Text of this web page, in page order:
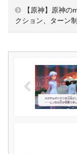
【原神】原神
クション、ターン